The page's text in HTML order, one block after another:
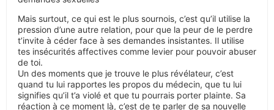
Mais surtout, ce qui est le plus sournois, c’est qu’il utilise la
pression d’une autre relation, pour que la peur de le perdre
t’invite à céder face à ses demandes insistantes. Il utilise
tes insécurités affectives comme levier pour pouvoir abuser
de toi.
Un des moments que je trouve le plus révélateur, c’est
quand tu lui rapportes les propos du médecin, que tu lui
signifies qu’il t’a violé et que tu pourrais porter plainte. Sa
réaction à ce moment là, c’est de te parler de sa nouvelle